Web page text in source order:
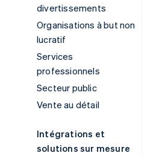
divertissements
Organisations à but non
lucratif
Services
professionnels
Secteur public
Vente au détail
Intégrations et
solutions sur mesure